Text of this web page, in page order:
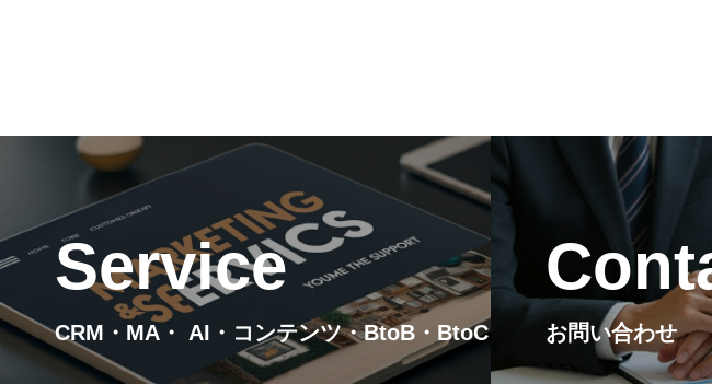
Service
CRM・MA・ AI・コンテンツ・BtoB・BtoC お問い合わせ